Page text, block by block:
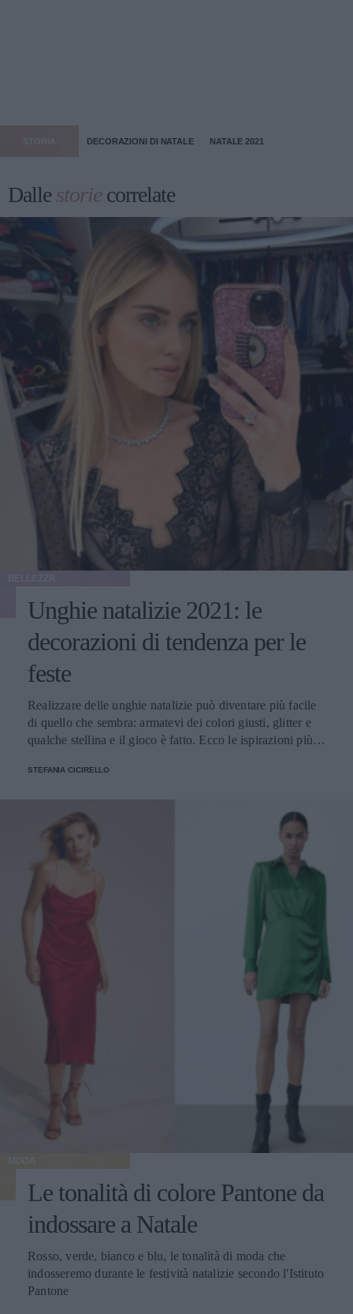
DECORAZIONI DI NATALE NATALE 2021
Dallestoriecorrelate
Unghie natalizie 2021: le
decorazioni di tendenza per le
feste
Realizzare delle unghie natalizie può diventare più facile
di quello che sembra: armatevi dei colori giusti, glitter e
qualche stellina e il gioco è fatto. Ecco le ispirazioni più
STEFANIA CICIRELLO
MODA
Le tonalità di colore Pantone da
indossare a Natale
Rosso, verde, bianco e blu, le tonalità di moda che
indosseremo durante le festività natalizie secondo l'Istituto
Pantone